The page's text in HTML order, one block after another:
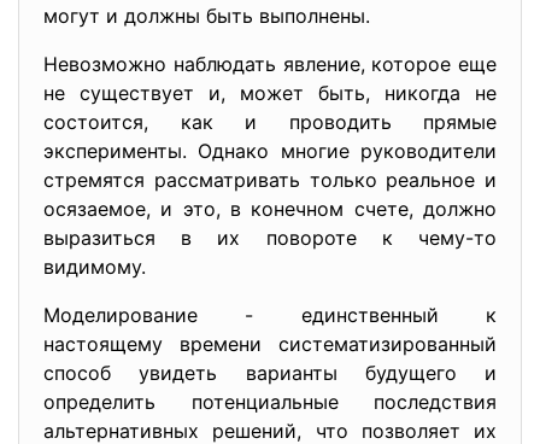
могут и должны быть выполнены.
Невозможно наблюдать явление, которое еще
не существует и, может быть, никогда не
состоится, как и проводить прямые
эксперименты. Однако многие руководители
стремятся рассматривать только реальное и
осязаемое, и это, в конечном счете, должно
выразиться в их повороте к чему-то
видимому.
Моделирование - единственный к
настоящему времени систематизированный
способ увидеть варианты будущего и
определить потенциальные последствия
альтернативных решений, что позволяет их